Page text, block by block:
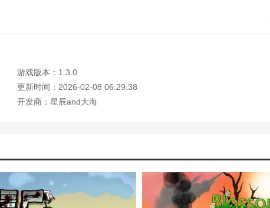
游戏版本：1.3.0
更新时间：2026-02-08 06:29:38
开发商：星辰and大海